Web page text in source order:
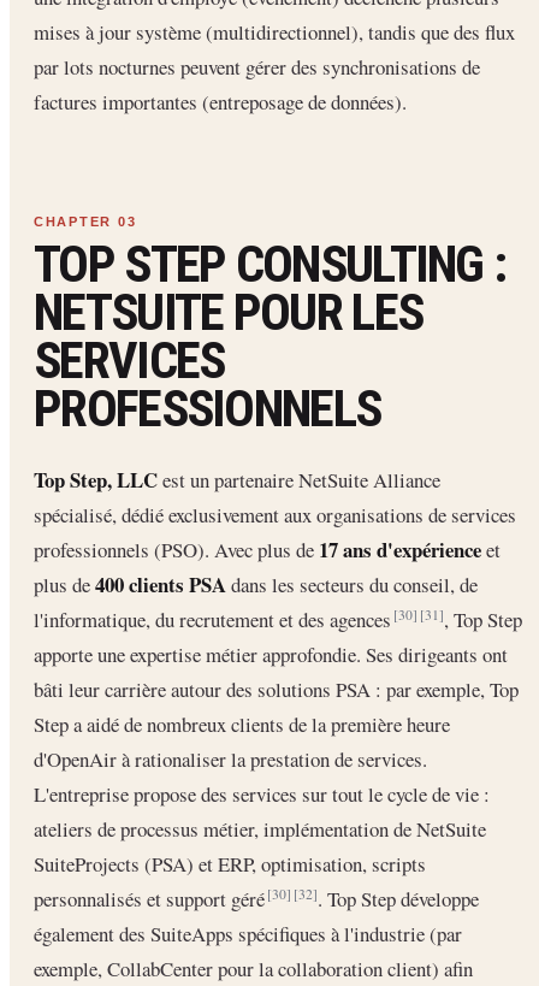
mises à jour système (multidirectionnel), tandis que des flux
par lots nocturnes peuvent gérer des synchronisations de
factures importantes (entreposage de données).
TOP STEP CONSULTING :
NETSUITE POUR LES
SERVICES
PROFESSIONNELS
Top Step, LLCest un partenaire NetSuite Alliance
spécialisé, dédié exclusivement aux organisations de services
professionnels (PSO). Avec plus de 17 ans d'expérienceet
plus de400 clients PSAdans les secteurs du conseil, de
l'informatique, du recrutement et des agences[30] [31], Top Step
apporte une expertise métier approfondie. Ses dirigeants ont
bâti leur carrière autour des solutions PSA : par exemple, Top
Step a aidé de nombreux clients de la première heure
d'OpenAir à rationaliser la prestation de services.
L'entreprise propose des services sur tout le cycle de vie :
ateliers de processus métier, implémentation de NetSuite
SuiteProjects (PSA) et ERP, optimisation, scripts
personnalisés et support géré[30] [32]. Top Step développe
également des SuiteApps spécifiques à l'industrie (par
exemple, CollabCenter pour la collaboration client) afin